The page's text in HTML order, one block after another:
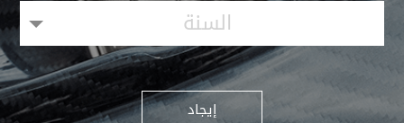
السنة
إيجاد